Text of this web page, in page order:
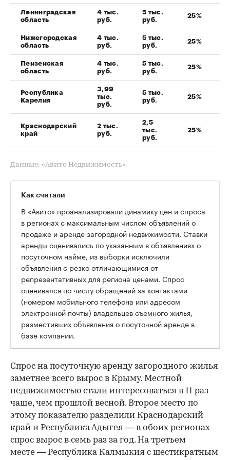
Ленинградская
область
4 тыс.
руб.
5 тыс.
руб.
25%
Нижегородская
область
4 тыс.
руб.
5 тыс.
руб.
25%
Пензенская
область
4 тыс.
руб.
5 тыс.
руб.
25%
Республика
Карелия
3,99
тыс.
руб.
5 тыс.
руб.
25%
Краснодарский
край
2 тыс.
руб.
2,5
тыс.
руб.
25%
Данные: «Авито Недвижимость»
Как считали
В «Авито» проанализировали динамику цен и спроса
в регионах с максимальным числом объявлений о
продаже и аренде загородной недвижимости. Ставки
аренды оценивались по указанным в объявлениях о
посуточном найме, из выборки исключили
объявления с резко отличающимися от
репрезентативных для региона ценами. Спрос
оценивался по числу обращений за контактами
(номером мобильного телефона или адресом
электронной почты) владельцев съемного жилья,
разместивших объявления о посуточной аренде в
базе компании.
Спрос на посуточную аренду загородного жилья
заметнее всего вырос в Крыму. Местной
недвижимостью стали интересоваться в 11 раз
чаще, чем прошлой весной. Второе место по
этому показателю разделили Краснодарский
край и Республика Адыгея — в обоих регионах
спрос вырос в семь раз за год. На третьем
месте — Республика Калмыкия с шестикратным